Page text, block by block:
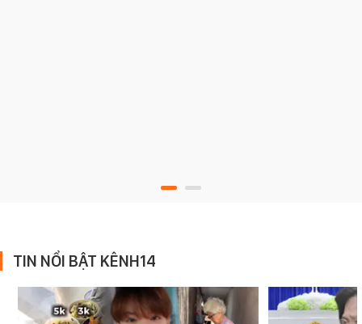
TIN NỔI BẬT KÊNH14